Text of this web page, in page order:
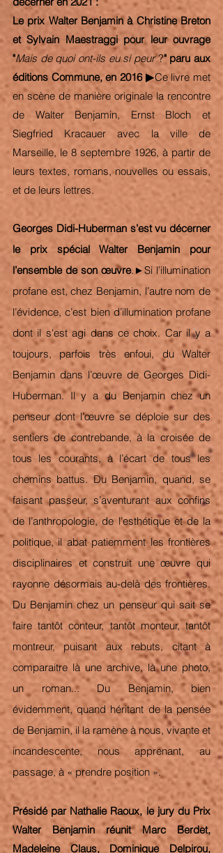
Le prix Walter Benjamin à Christine Breton
et Sylvain Maestraggi pour leur ouvrage
"Mais de quoi ont-ils eu si peur ?" paru aux
éditions Commune, en 2016 ▶︎Ce livre met
en scène de manière originale la rencontre
de Walter Benjamin, Ernst Bloch et
Siegfried Kracauer avec la ville de
Marseille, le 8 septembre 1926, à partir de
leurs textes, romans, nouvelles ou essais,
et de leurs lettres.
Georges Didi-Huberman s’est vu décerner
le prix spécial Walter Benjamin pour
l’ensemble de son œuvre.►Si l’illumination
profane est, chez Benjamin, l’autre nom de
l’évidence, c’est bien d’illumination profane
dont il s'est agi dans ce choix. Car il y a
toujours, parfois très enfoui, du Walter
Benjamin dans l’œuvre de Georges Didi-
Huberman. Il y a du Benjamin chez un
penseur dont l’œuvre se déploie sur des
sentiers de contrebande, à la croisée de
tous les courants, à l’écart de tous les
chemins battus. Du Benjamin, quand, se
faisant passeur, s’aventurant aux confins
de l’anthropologie, de l’esthétique et de la
politique, il abat patiemment les frontières
disciplinaires et construit une œuvre qui
rayonne désormais au-delà des frontières.
Du Benjamin chez un penseur qui sait se
faire tantôt conteur, tantôt monteur, tantôt
montreur, puisant aux rebuts, citant à
comparaitre là une archive, là une photo,
un roman... Du Benjamin, bien
évidemment, quand héritant de la pensée
de Benjamin, il la ramène à nous, vivante et
incandescente, nous apprenant, au
passage, à « prendre position ».
Présidé par Nathalie Raoux, le jury du Prix
Walter Benjamin réunit Marc Berdet,
Madeleine Claus, Dominique Delpirou,